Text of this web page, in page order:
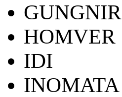
GUNGNIR
HOMVER
IDI
INOMATA